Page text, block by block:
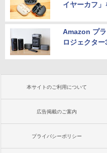
イヤーカフ
Amazon プ
ロジェクタ
本サイトのご利用について
広告掲載のご案内
プライバシーポリシー